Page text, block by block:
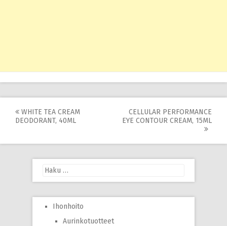
Post
navigation
WHITE TEA CREAM
DEODORANT, 40ML
CELLULAR PERFORMANCE
EYE CONTOUR CREAM, 15ML
Haku:
Ihonhoito
Aurinkotuotteet